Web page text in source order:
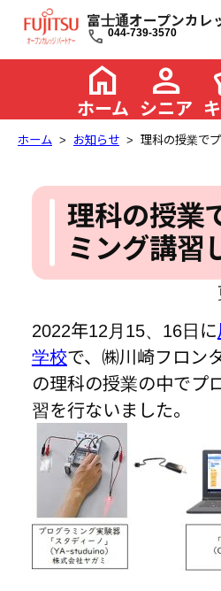
富士通オープンカレ
call 044-739-3570
home
ホーム
person
シニア
ホーム お知らせ 理科の授業で
理科の授業
ミング講習
2022年12月15、16日に
学校で、㈱川崎フロン
の理科の授業の中でプ
習を行ないました。